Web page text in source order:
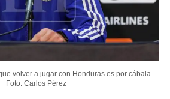
volver a jugar con Honduras es por cábala.
Foto: Carlos Pérez